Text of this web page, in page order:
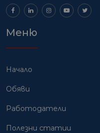
Меню
Начало
Обяви
Работодатели
Полезни статии